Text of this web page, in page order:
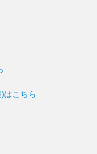
はこちら